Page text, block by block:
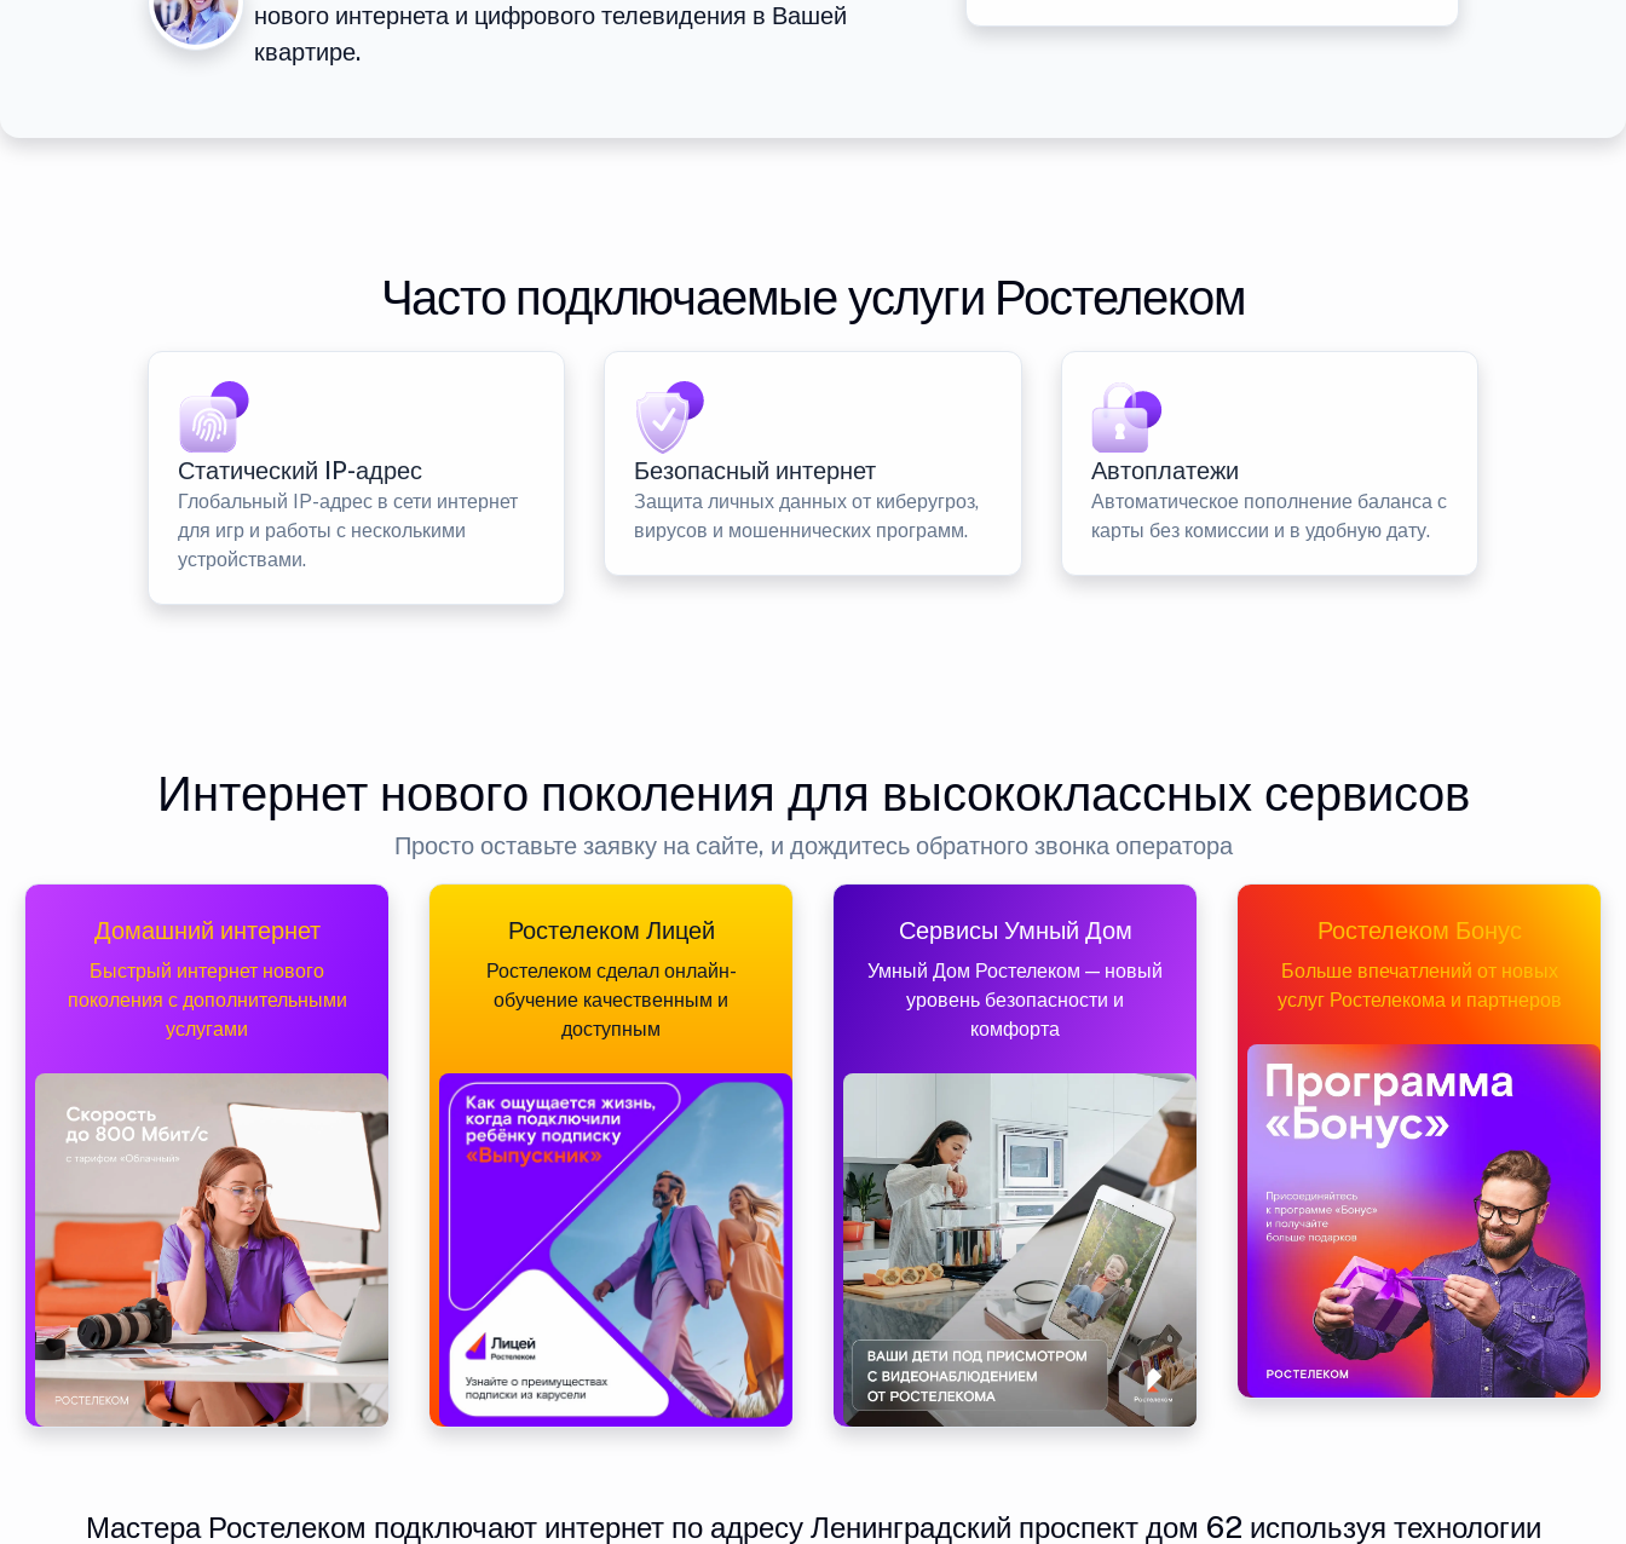
нового интернета и цифрового телевидения в Вашей
квартире.
Часто подключаемые услуги Ростелеком
Статический IP-адрес
Глобальный IP-адрес в сети интернет
для игр и работы с несколькими
устройствами.
Безопасный интернет
Защита личных данных от киберугроз,
вирусов и мошеннических программ.
Автоплатежи
Автоматическое пополнение баланса с
карты без комиссии и в удобную дату.
Интернет нового поколения для высококлассных сервисов
Просто оставьте заявку на сайте, и дождитесь обратного звонка оператора
Домашний интернет
Быстрый интернет нового
поколения с дополнительными
услугами
Ростелеком Лицей
Ростелеком сделал онлайн-
обучение качественным и
доступным
Сервисы Умный Дом
Умный Дом Ростелеком — новый
уровень безопасности и
комфорта
Ростелеком Бонус
Больше впечатлений от новых
услуг Ростелекома и партнеров
Мастера Ростелеком подключают интернет по адресу Ленинградский проспект дом 62 используя технологии